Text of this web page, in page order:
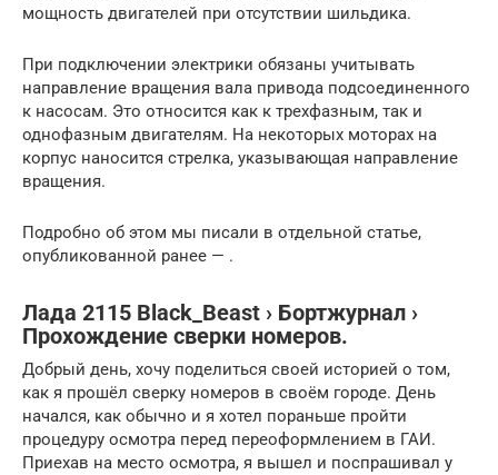
мощность двигателей при отсутствии шильдика.
При подключении электрики обязаны учитывать
направление вращения вала привода подсоединенного
к насосам. Это относится как к трехфазным, так и
однофазным двигателям. На некоторых моторах на
корпус наносится стрелка, указывающая направление
вращения.
Подробно об этом мы писали в отдельной статье,
опубликованной ранее — .
Лада 2115 Black_Beast › Бортжурнал ›
Прохождение сверки номеров.
Добрый день, хочу поделиться своей историей о том,
как я прошёл сверку номеров в своём городе. День
начался, как обычно и я хотел пораньше пройти
процедуру осмотра перед переоформлением в ГАИ.
Приехав на место осмотра, я вышел и поспрашивал у